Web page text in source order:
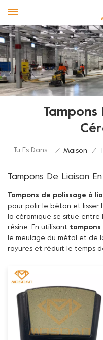
Tampons
Tu Es Dans : / Maison /
Tampons De Liaison
Tampons de polissage à
pour polir le béton et lisser
la céramique se situe
résine. En utilisant tampons
le meulage du métal et de
rayures et réduit le temps